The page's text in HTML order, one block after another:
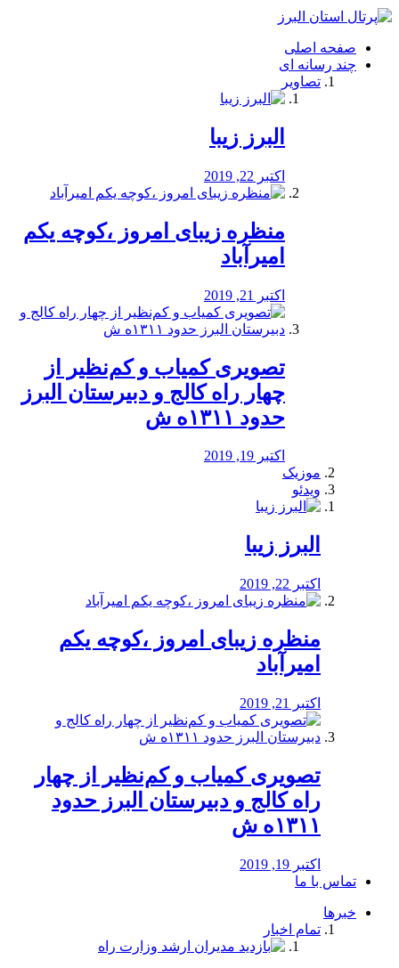
فصد
شرق
تهران
خشکشویی
صفحه اصلی
چند رسانه ای
تصاویر
البرز زیبا
اکتبر 22, 2019
منظره‌‌ زیبای امروز ،کوچه یکم
امیرآباد
اکتبر 21, 2019
️تصویری کمیاب و کم‌نظیر از
چهار راه كالج و دبيرستان البرز
حدود ۱۳۱۱ه ش
اکتبر 19, 2019
موزیک
ویدئو
البرز زیبا
اکتبر 22, 2019
منظره‌‌ زیبای امروز ،کوچه یکم
امیرآباد
اکتبر 21, 2019
️تصویری کمیاب و کم‌نظیر از چهار
راه كالج و دبيرستان البرز حدود
۱۳۱۱ه ش
اکتبر 19, 2019
تماس با ما
خبرها
تمام اخبار